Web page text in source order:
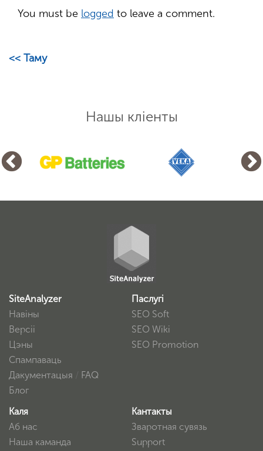
You must be logged to leave a comment.
<< Таму
Нашы кліенты
SiteAnalyzer
Навіны
Версіі
Цэны
Спампаваць
Дакументацыя
FAQ
Блог
Паслугі
SEO Soft
SEO Wiki
SEO Promotion
Каля
Аб нас
Наша каманда
Кантакты
Зваротная сувязь
Support